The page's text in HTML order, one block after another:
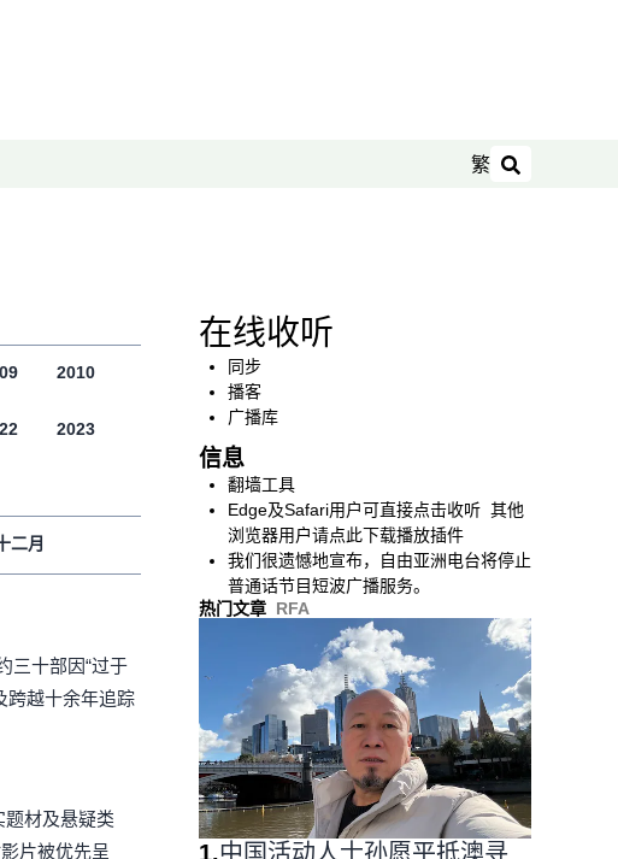
繁
搜索
2010
2023
二月
三十部因“过于
跨越十余年追踪
材及悬疑类
片被优先呈
在线收听
同步
播客
广播库
信息
翻墙工具
Edge及Safari用户可直接点击收听 其他
浏览器用户请点此下载播放插件
我们很遗憾地宣布，自由亚洲电台将停止
普通话节目短波广播服务。
热门文章 RFA
1.中国活动人士孙愿平抵澳寻